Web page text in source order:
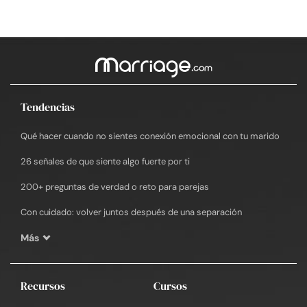
Tendencias
Qué hacer cuando no sientes conexión emocional con tu marido
26 señales de que siente algo fuerte por ti
200+ preguntas de verdad o reto para parejas
Con cuidado: volver juntos después de una separación
Más
Recursos Cursos